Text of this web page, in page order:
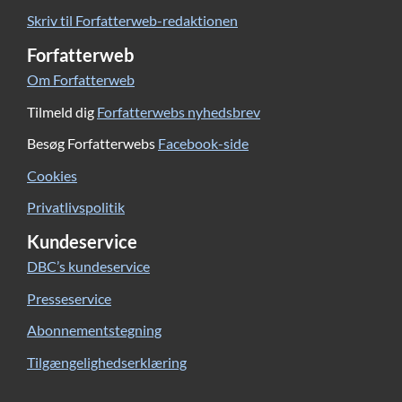
Skriv til Forfatterweb-redaktionen
Forfatterweb
Om Forfatterweb
Tilmeld dig Forfatterwebs nyhedsbrev
Besøg Forfatterwebs Facebook-side
Cookies
Privatlivspolitik
Kundeservice
DBC’s kundeservice
Presseservice
Abonnementstegning
Tilgængelighedserklæring